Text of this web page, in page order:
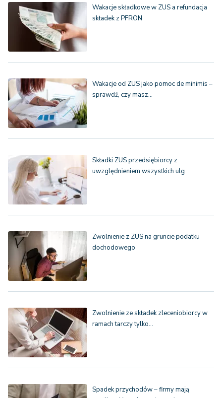
Wakacje składkowe w ZUS a refundacja
składek z PFRON
Wakacje od ZUS jako pomoc de minimis –
sprawdź, czy masz…
Składki ZUS przedsiębiorcy z
uwzględnieniem wszystkich ulg
Zwolnienie z ZUS na gruncie podatku
dochodowego
Zwolnienie ze składek zleceniobiorcy w
ramach tarczy tylko…
Spadek przychodów – firmy mają